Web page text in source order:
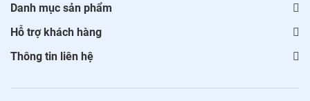
Danh mục sản phẩm
Hỗ trợ khách hàng
Thông tin liên hệ